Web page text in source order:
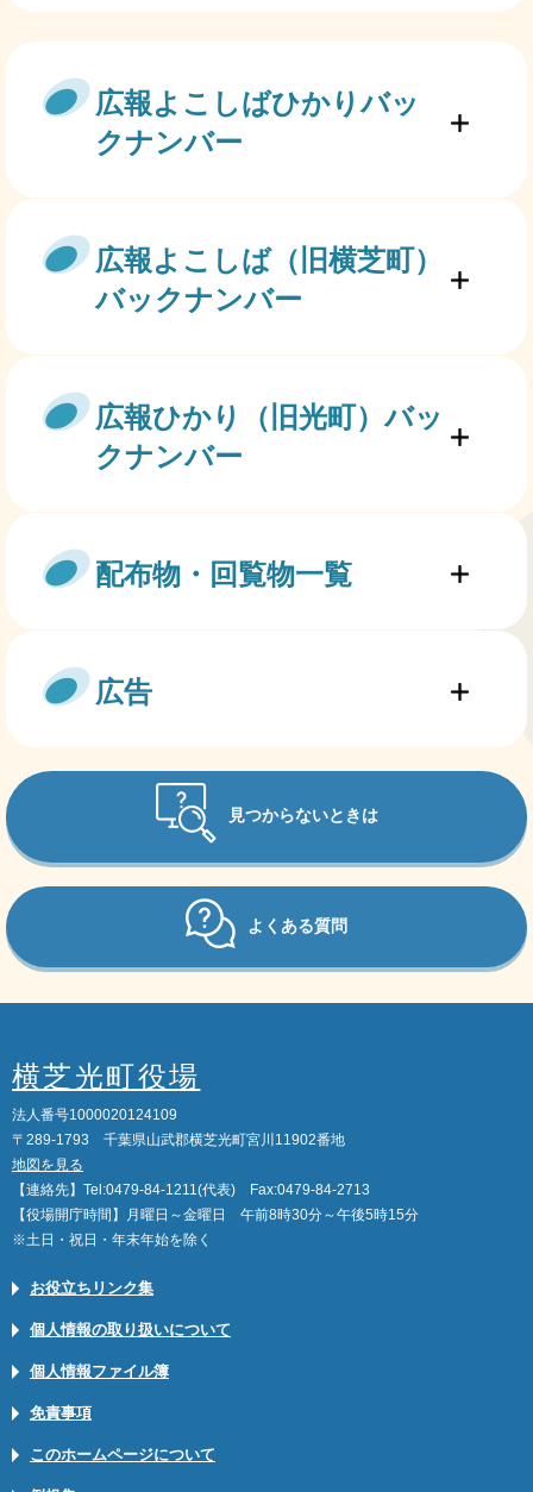
広報よこしばひかりバッ
クナンバー
広報よこしば（旧横芝町）
バックナンバー
広報ひかり（旧光町）バッ
クナンバー
配布物・回覧物一覧
広告
見つからないときは
よくある質問
横芝光町役場
法人番号1000020124109
〒289-1793 千葉県山武郡横芝光町宮川11902番地
地図を見る
【連絡先】Tel:0479-84-1211(代表) Fax:0479-84-2713
【役場開庁時間】月曜日～金曜日 午前8時30分～午後5時15分
※土日・祝日・年末年始を除く
お役立ちリンク集
個人情報の取り扱いについて
個人情報ファイル簿
免責事項
このホームページについて